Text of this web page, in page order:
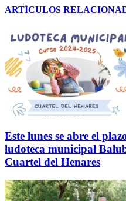
ARTÍCULOS
Este lunes se abre el
ludoteca municipal
Cuartel del Henares